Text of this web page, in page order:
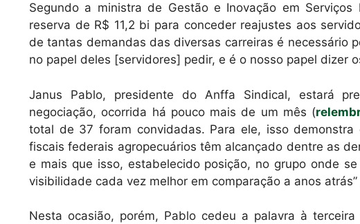
p
p
o
o
k
Segundo a ministra de Gestão e Inovação em
reserva de R$ 11,2 bi para conceder reajustes aos
de tantas demandas das diversas carreiras é necessário
no papel deles [servidores] pedir, e é o nosso papel dizer
Janus Pablo, presidente do Anffa Sindical, estará
negociação, ocorrida há pouco mais de um mês (
total de 37 foram convidadas. Para ele, isso
fiscais federais agropecuários têm alcançado dentre as
e mais que isso, estabelecido posição, no grupo onde
visibilidade cada vez melhor em comparação a anos atrás”
Nesta ocasião, porém, Pablo cedeu a palavra à